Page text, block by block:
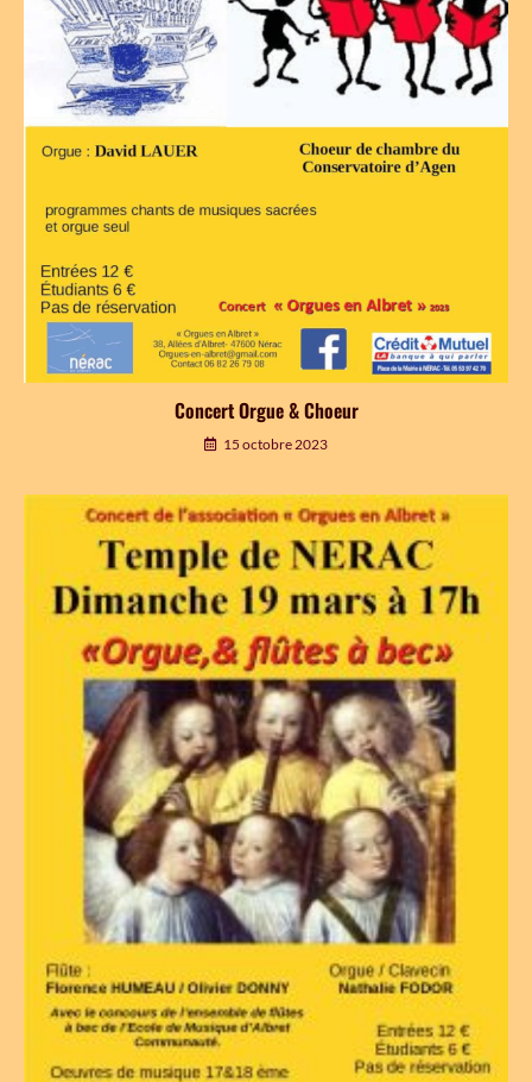
Concert Orgue & Choeur
15 octobre 2023